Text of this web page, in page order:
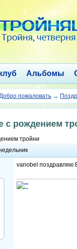
Альбомы
пожаловать →
с рождением
тройни
vanobel поздравляю